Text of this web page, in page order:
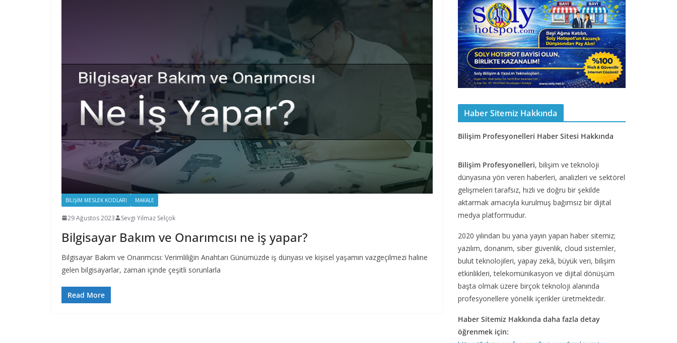
BILIŞIM MESLEK KODLARI MAKALE
29 Ağustos 2023 Sevgi Yılmaz Selçok
Bilgisayar Bakım ve Onarımcısı ne iş yapar?
Bilgisayar Bakım ve Onarımcısı: Verimliliğin Anahtarı Günümüzde iş dünyası ve kişisel yaşamın vazgeçilmezi haline
gelen bilgisayarlar, zaman içinde çeşitli sorunlarla
Read More
Haber Sitemiz Hakkında
Bilişim Profesyonelleri Haber Sitesi Hakkında
Bilişim Profesyonelleri, bilişim ve teknoloji
dünyasına yön veren haberleri, analizleri ve sektörel
gelişmeleri tarafsız, hızlı ve doğru bir şekilde
aktarmak amacıyla kurulmuş bağımsız bir dijital
medya platformudur.
2020 yılından bu yana yayın yapan haber sitemiz;
yazılım, donanım, siber güvenlik, cloud sistemler,
bulut teknolojileri, yapay zekâ, büyük veri, bilişim
etkinlikleri, telekomünikasyon ve dijital dönüşüm
başta olmak üzere birçok teknoloji alanında
profesyonellere yönelik içerikler üretmektedir.
Haber Sitemiz Hakkında daha fazla detay
öğrenmek için: